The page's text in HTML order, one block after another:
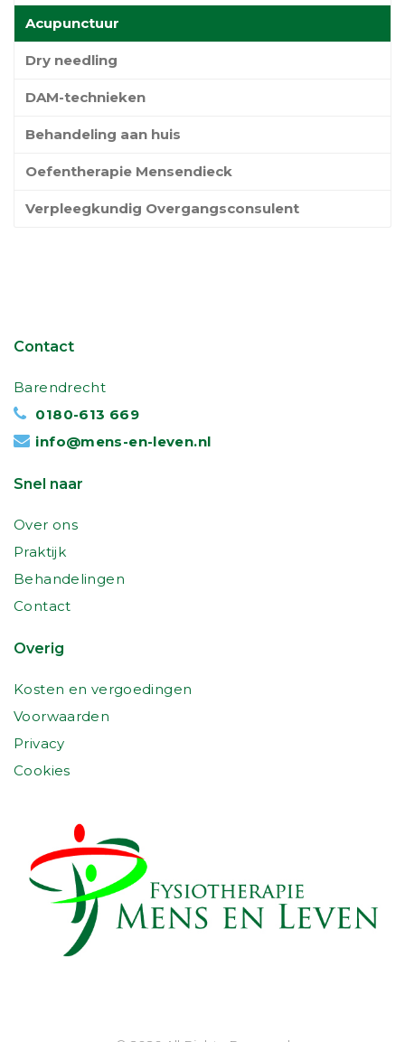
Acupunctuur
Dry needling
DAM-technieken
Behandeling aan huis
Oefentherapie Mensendieck
Verpleegkundig Overgangsconsulent
Contact
Barendrecht
0180-613 669
info@mens-en-leven.nl
Snel naar
Over ons
Praktijk
Behandelingen
Contact
Overig
Kosten en vergoedingen
Voorwaarden
Privacy
Cookies